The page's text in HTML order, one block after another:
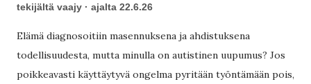
tekijältä vaajy ajalta 22.6.26
Elämä diagnosoitiin masennuksena ja ahdistuksena
todellisuudesta, mutta minulla on autistinen uupumus? Jos
poikkeavasti käyttäytyvä ongelma pyritään työntämään pois,